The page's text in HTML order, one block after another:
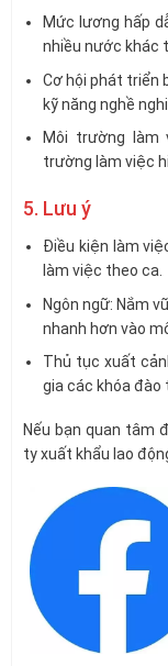
Mức lương hấp
nhiều nước khác
Cơ hội phát triển
kỹ năng nghề
Môi trường làm
trường làm việc
5. Lưu ý
Điều kiện làm
làm việc theo ca.
Ngôn ngữ: Nắm
nhanh hơn vào
Thủ tục xuất
gia các khóa đào
Nếu bạn quan tâm
ty xuất khẩu lao